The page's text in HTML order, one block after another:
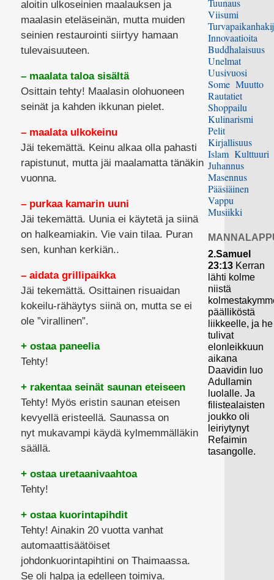
aloitin ulkoseinien maalauksen ja
maalasin eteläseinän, mutta muiden
seinien restaurointi siirtyy hamaan
tulevaisuuteen.
– maalata taloa sisältä
Osittain tehty! Maalasin olohuoneen
seinät ja kahden ikkunan pielet.
– maalata ulkokeinu
Jäi tekemättä. Keinu alkaa olla pahasti
rapistunut, mutta jäi maalamatta tänäkin
vuonna.
– purkaa kamarin uuni
Jäi tekemättä. Uunia ei käytetä ja siinä
on halkeamiakin. Vie vain tilaa. Puran
sen, kunhan kerkiän..
– aidata grillipaikka
Jäi tekemättä. Osittainen risuaidan
kokeilu-rähäytys siinä on, mutta se ei
ole ”virallinen”.
+ ostaa paneelia
Tehty!
+ rakentaa seinät saunan eteiseen
Tehty! Myös eristin saunan eteisen
kevyellä eristeellä. Saunassa on
nyt mukavampi käydä kylmemmälläkin
säällä.
+ ostaa uretaanivaahtoa
Tehty!
+ ostaa kuorintapihdit
Tehty! Ainakin 20 vuotta vanhat
automaattisäätöiset
johdonkuorintapihtini on Thaimaassa.
Se oli halpa ja edelleen toimiva.
Tuunaus
Viisumi
Innovaatioita
Buddhalaisuus
Unelmat
Uusivuosi
Some Muutto
Rautatiet
Shoppailu
Kulinarismi
Pelit
Kirjallisuus
Islam Kulttuuri
Juhannus
Masennus
Pääsiäinen
Vappu
Musiikki
2.Samuel
23:13 Kerran
lähti kolme
niistä
päälliköstä
liikkeelle, ja he
tulivat
elonleikkuun
aikana
Daavidin luo
Adullamin
luolalle. Ja
filistealaisten
joukko oli
leiriytynyt
Refaimin
tasangolle.